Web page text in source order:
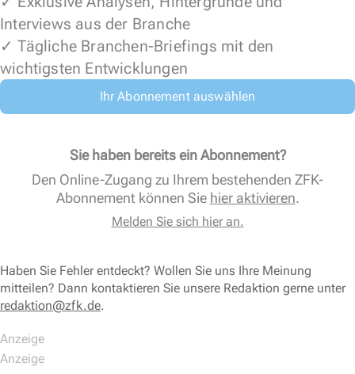
Interviews aus der Branche
✓ Tägliche Branchen-Briefings mit den
wichtigsten Entwicklungen
Ihr Abonnement auswählen
Sie haben bereits ein Abonnement?
Den Online-Zugang zu Ihrem bestehenden ZFK-
Abonnement können Sie hier aktivieren.
Melden Sie sich hier an.
Haben Sie Fehler entdeckt? Wollen Sie uns Ihre Meinung
mitteilen? Dann kontaktieren Sie unsere Redaktion gerne unter
redaktion@zfk.de.